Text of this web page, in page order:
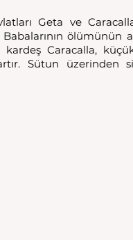
Geta ve
ölümünün
Caracalla, küçük
Sütun üzerinden